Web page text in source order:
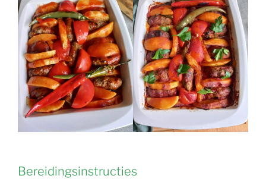
Bereidingsinstructies